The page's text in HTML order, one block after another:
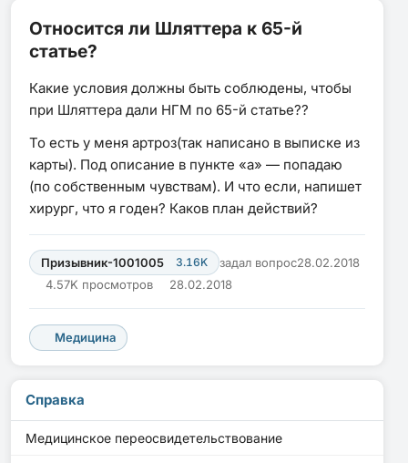
Относится ли Шляттера к 65-й
статье?
Какие условия должны быть соблюдены, чтобы
при Шляттера дали НГМ по 65-й статье??
То есть у меня артроз(так написано в выписке из
карты). Под описание в пункте «а» — попадаю
(по собственным чувствам). И что если, напишет
хирург, что я годен? Каков план действий?
Призывник-1001005 3.16K задал вопрос28.02.2018
4.57K просмотров
28.02.2018
Медицина
Справка
Медицинское переосвидетельствование